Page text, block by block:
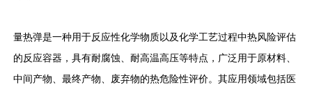
量热弹是一种用于反应性化学物质以及化学工艺过程中热风险评估
的反应容器，具有耐腐蚀、耐高温高压等特点，广泛用于原材料、
中间产物、最终产物、废弃物的热危险性评价。其应用领域包括医